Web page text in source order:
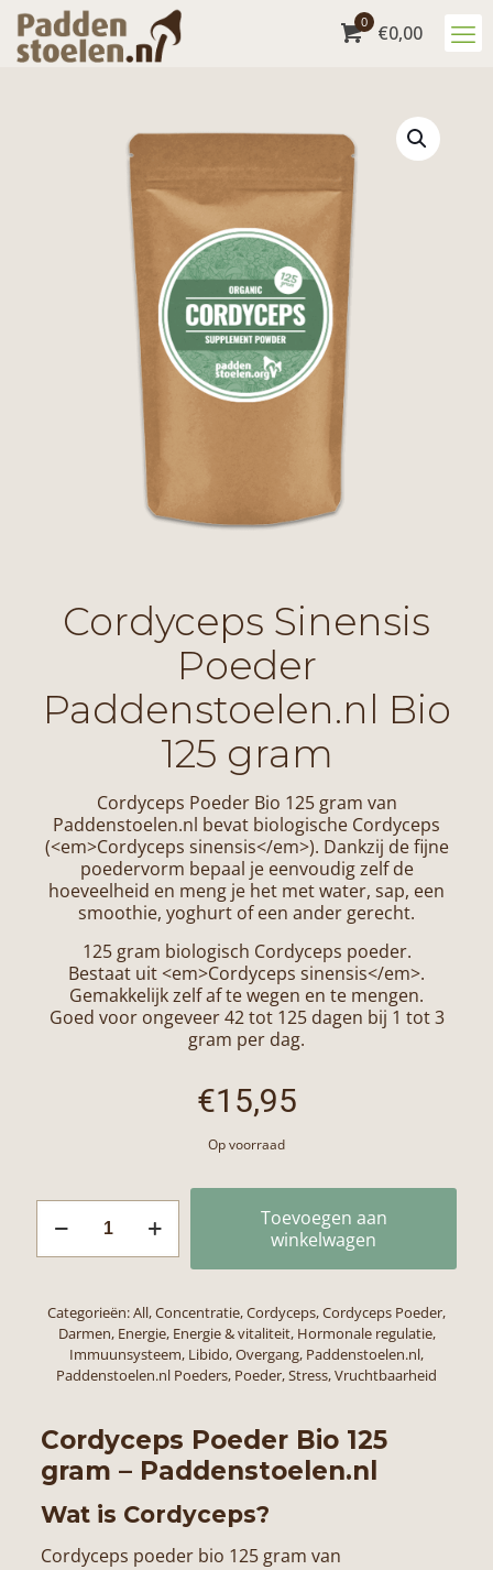
0 €0,00
Cordyceps Sinensis
Poeder
Paddenstoelen.nl Bio
125 gram
Cordyceps Poeder Bio 125 gram van
Paddenstoelen.nl bevat biologische Cordyceps
(<em>Cordyceps sinensis</em>). Dankzij de fijne
poedervorm bepaal je eenvoudig zelf de
hoeveelheid en meng je het met water, sap, een
smoothie, yoghurt of een ander gerecht.
125 gram biologisch Cordyceps poeder.
Bestaat uit <em>Cordyceps sinensis</em>.
Gemakkelijk zelf af te wegen en te mengen.
Goed voor ongeveer 42 tot 125 dagen bij 1 tot 3
gram per dag.
€15,95
Op voorraad
Sinensis
125
gram
aantal
Toevoegen aan
winkelwagen
Categorieën:All,Concentratie,Cordyceps,Cordyceps Poeder,
Darmen, Energie, Energie & vitaliteit, Hormonale regulatie,
Immuunsysteem, Libido,Overgang, Paddenstoelen.nl,
Paddenstoelen.nl Poeders, Poeder,Stress,Vruchtbaarheid
Cordyceps Poeder Bio 125
gram – Paddenstoelen.nl
Wat is Cordyceps?
Cordyceps poeder bio 125 gram van